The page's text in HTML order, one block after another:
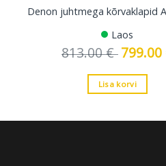
Denon juhtmega kõrvaklapid
Laos
813.00€ Algne
hind
813.00 €.
799.00
Lisa korvi